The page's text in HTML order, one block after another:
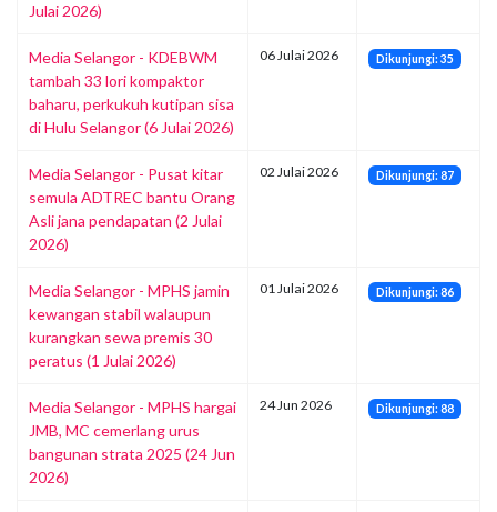
Julai 2026)
Media Selangor - KDEBWM
tambah 33 lori kompaktor
baharu, perkukuh kutipan sisa
di Hulu Selangor (6 Julai 2026)
06 Julai 2026 Dikunjungi: 35
Media Selangor - Pusat kitar
semula ADTREC bantu Orang
Asli jana pendapatan (2 Julai
2026)
02 Julai 2026 Dikunjungi: 87
Media Selangor - MPHS jamin
kewangan stabil walaupun
kurangkan sewa premis 30
peratus (1 Julai 2026)
01 Julai 2026 Dikunjungi: 86
Media Selangor - MPHS hargai
JMB, MC cemerlang urus
bangunan strata 2025 (24 Jun
2026)
24 Jun 2026 Dikunjungi: 88